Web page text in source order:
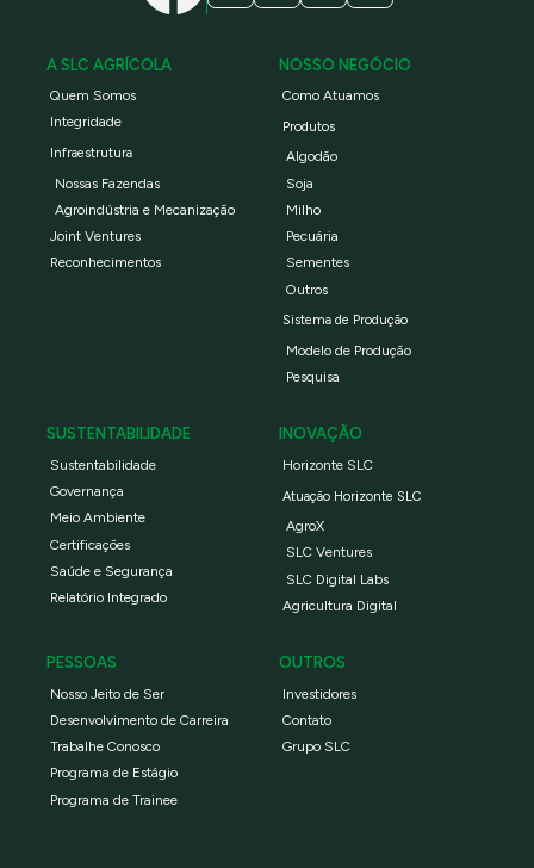
A SLC AGRÍCOLA
Quem Somos
Integridade
Infraestrutura
Nossas Fazendas
Agroindústria e Mecanização
Joint Ventures
Reconhecimentos
NOSSO NEGÓCIO
Como Atuamos
Produtos
Algodão
Soja
Milho
Pecuária
Sementes
Outros
Sistema de Produção
Modelo de Produção
Pesquisa
SUSTENTABILIDADE
Sustentabilidade
Governança
Meio Ambiente
Certificações
Saúde e Segurança
Relatório Integrado
INOVAÇÃO
Horizonte SLC
Atuação Horizonte SLC
AgroX
SLC Ventures
SLC Digital Labs
Agricultura Digital
PESSOAS
Nosso Jeito de Ser
Desenvolvimento de Carreira
Trabalhe Conosco
Programa de Estágio
Programa de Trainee
OUTROS
Investidores
Contato
Grupo SLC